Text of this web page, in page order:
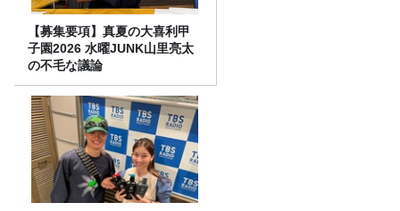
【募集要項】真夏の大喜利甲
子園2026 水曜JUNK山里亮太
の不毛な議論